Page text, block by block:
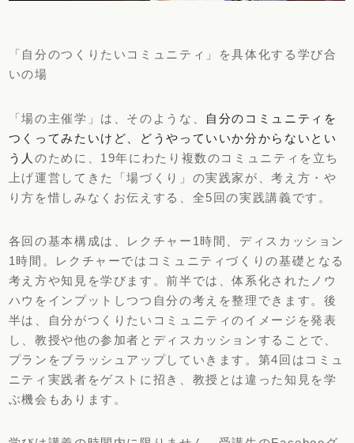
「自分のつくりたいコミュニティ」を具体化する学び合
いの場
「場の主催学」は、そのような、
自分のコミュニティを
つくってみたいけど、どうやっていいか分からないとい
う人のために、19年にわたり複数のコミュニティを立ち
上げ運営してきた「場づくり」の実践家が、考え方・や
り方を惜しみなくお伝えする、全5回の実践講義です。
各回の基本構成は、レクチャー1時間、ディスカッション
1時間。レクチャーではコミュニティづくりの基礎となる
考え方や知見を学びます。前半では、体系化されたノウ
ハウをインプットしつつ自分の考えを整理できます。後
半は、自分がつくりたいコミュニティのイメージを発表
し、教授や他の参加者とディスカッションすることで、
プランをブラッシュアップしていきます。第4回はコミュ
ニティ実践者をゲストに招き、教授とは違った知見を学
ぶ機会もあります。